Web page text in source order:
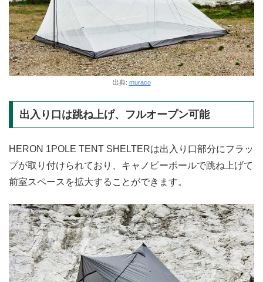
出典: muraco
出入り口は跳ね上げ、フルオープン可能
HERON 1POLE TENT SHELTERは出入り口部分にフラッ
プが取り付けられており、キャノピーポールで跳ね上げて
前室スペースを拡大することができます。